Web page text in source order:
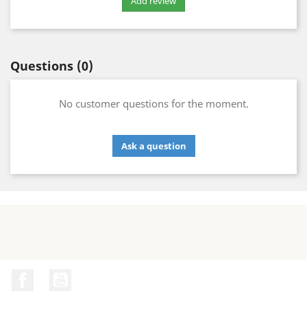
Questions (0)
No customer questions for the moment.
Ask a question